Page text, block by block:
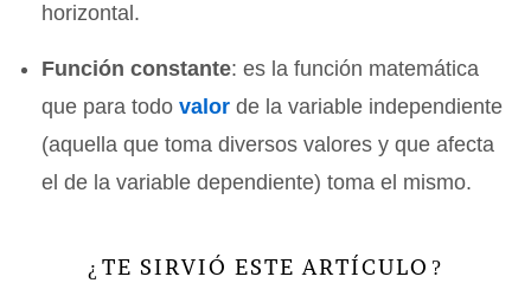
horizontal.
Función constante: es la función matemática
que para todovalor de la variable independiente
(aquella que toma diversos valores y que afecta
el de la variable dependiente) toma el mismo.
¿ TE SIRVIÓ ESTE ARTÍCULO ?